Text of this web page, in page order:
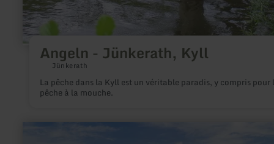
Angeln - Jünkerath, Kyll
Jünkerath
La pêche dans la Kyll est un véritable paradis, y compris pour
pêche à la mouche.